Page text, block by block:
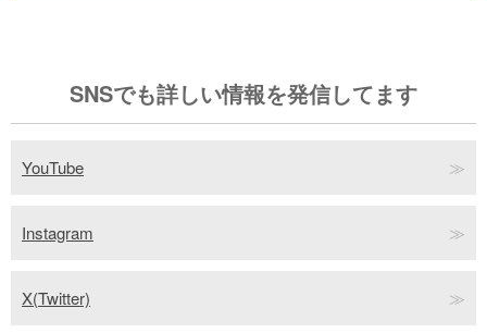
SNSでも詳しい情報を発信してます
YouTube
Instagram
X(Twitter)